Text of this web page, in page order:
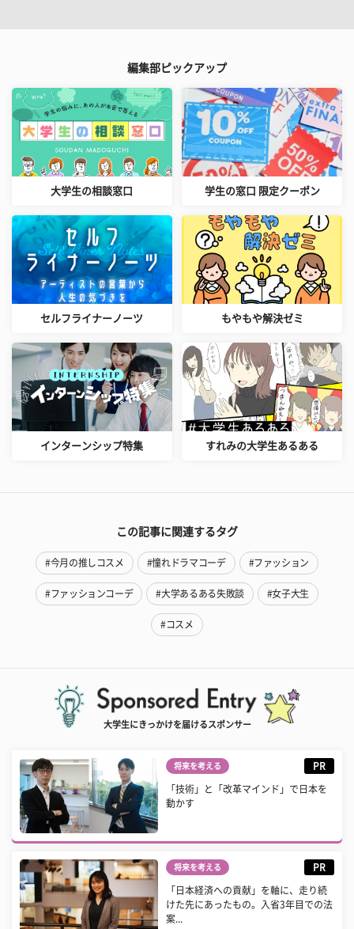
編集部ピックアップ
大学生の相談窓口 学生の窓口 限定クーポン
セルフライナーノーツ もやもや解決ゼミ
インターンシップ特集 すれみの大学生あるある
この記事に関連するタグ
#今月の推しコスメ #憧れドラマコーデ #ファッション
#ファッションコーデ #大学あるある失敗談 #女子大生
#コスメ
大学生にきっかけを届けるスポンサー
将来を考える PR
「技術」と「改革マインド」で日本を
動かす
将来を考える PR
「日本経済への貢献」を軸に、走り続
けた先にあったもの。入省3年目での法
案...